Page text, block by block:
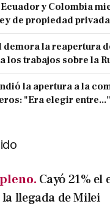
y Colombia
de propiedad privada
demora la reapertura
los trabajos sobre la
la apertura a la
"Era elegir entre..."
Cayó 21% el
llegada de Milei